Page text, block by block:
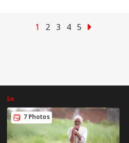
1 2 3 4 5
દેશ
7 Photos